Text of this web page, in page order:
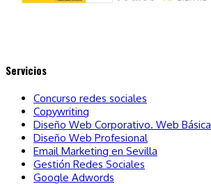
Servicios
Concurso redes sociales
Copywriting
Diseño Web Corporativo. Web Básica
Diseño Web Profesional
Email Marketing en Sevilla
Gestión Redes Sociales
Google Adwords